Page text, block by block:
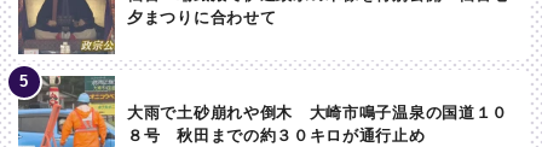
夕まつりに合わせて
大雨で土砂崩れや倒木 大崎市鳴子温泉の国道１０
８号 秋田までの約３０キロが通行止め